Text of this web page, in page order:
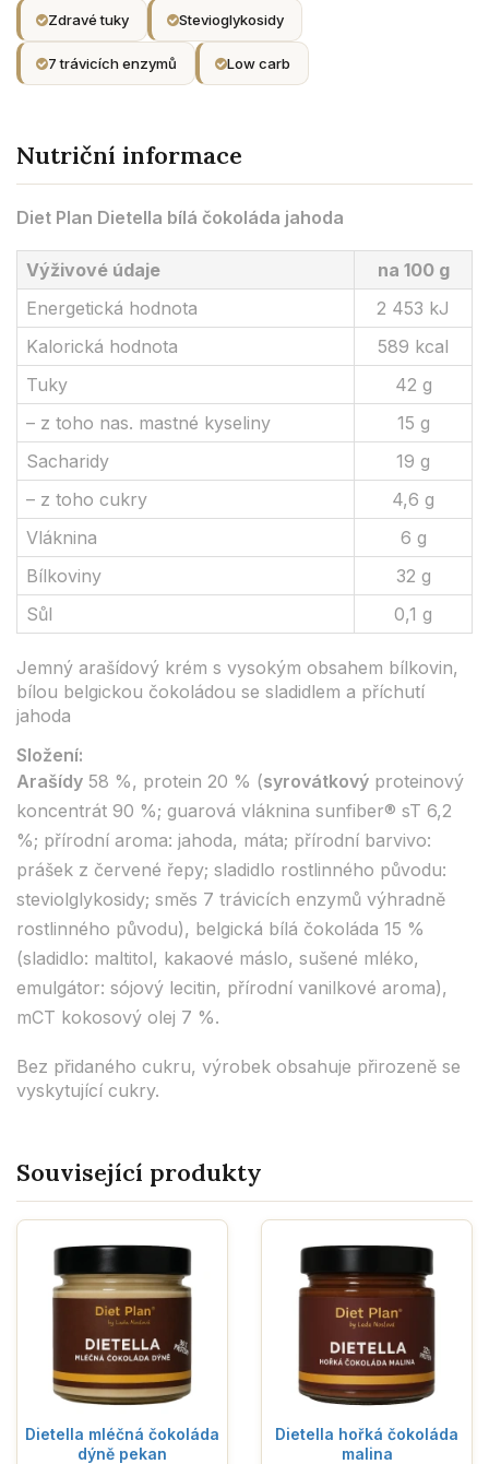
Zdravé tuky Stevioglykosidy
7 trávicích enzymů Low carb
Nutriční informace
Diet Plan Dietella bílá čokoláda jahoda
Výživové údaje
na 100 g
Energetická hodnota
2 453 kJ
Kalorická hodnota
589 kcal
Tuky
42 g
– z toho nas. mastné kyseliny
15 g
Sacharidy
19 g
– z toho cukry
4,6 g
Vláknina
6 g
Bílkoviny
32 g
Sůl
0,1 g
Jemný arašídový krém s vysokým obsahem bílkovin,
bílou belgickou čokoládou se sladidlem a příchutí
jahoda
Složení:
Arašídy 58 %, protein 20 % (syrovátkový proteinový
koncentrát 90 %; guarová vláknina sunfiber® sT 6,2
%; přírodní aroma: jahoda, máta; přírodní barvivo:
prášek z červené řepy; sladidlo rostlinného původu:
steviolglykosidy; směs 7 trávicích enzymů výhradně
rostlinného původu), belgická bílá čokoláda 15 %
(sladidlo: maltitol, kakaové máslo, sušené mléko,
emulgátor: sójový lecitin, přírodní vanilkové aroma),
mCT kokosový olej 7 %.
Bez přidaného cukru, výrobek obsahuje přirozeně se
vyskytující cukry.
Související produkty
Dietella mléčná čokoláda
dýně pekan
Dietella hořká čokoláda
malina